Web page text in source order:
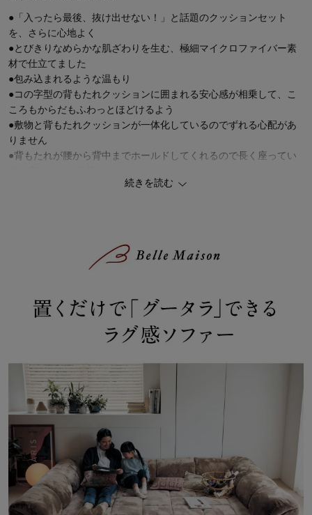
●「入ったら最後、抜け出せない！」と話題のクッションセット
を、さらに心地よく
●とびきりなめらかな肌ざわりを生む、極細マイクロファイバー素
材で仕立てました
●包み込まれるような温もり
●コの字型の背もたれクッションに囲まれる安心感が相乗して、こ
ころもからだもふわっとほどけるよう
●敷物と背もたれクッションが一体化しているのでずれる心配があ
りません
●背もたれが腰から背中までホールドしてくれるので長く座ってい
●敷物はウレタンフォーム入り
●ラグ感覚で敷ける厚さ１.５cm
◆ベルメゾンの「meltoro（メルトロ）シリーズ」
「meltoro（メルトロ）シリーズ」は、ベルメゾンが自信を持って
おすすめする、寒い季節のためのファブリック
触りは、まさに想像以上
-メルトロに触れると「幸せホルモン」が出る！？‐
●「幸せホルモン」って何？
人はスキンシップや心地よい五感の刺激を受けると、
幸せホルモンと呼ばれるオキシトシンの分泌が促進されます。
オキシトシンが脳で作られると、幸せな気持ちになったりすること
から
「オキシトシン＝幸せホルモン」と呼ばれるようになりました。
続きを読む